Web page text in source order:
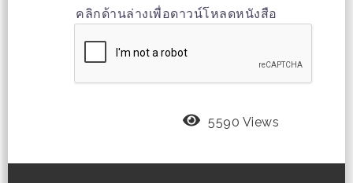
คลิกด้านล่างเพื่อดาวน์โหลดหนังสือ
5590 Views